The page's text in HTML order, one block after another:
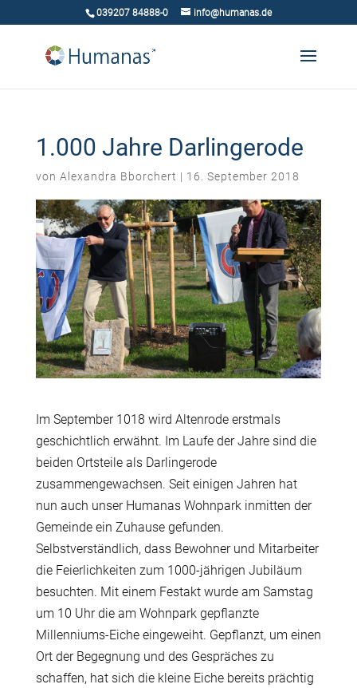
039207 84888-0 info@humanas.de
1.000 Jahre Darlingerode
von Alexandra Bborchert | 16. September 2018
Im September 1018 wird Altenrode erstmals
geschichtlich erwähnt. Im Laufe der Jahre sind die
beiden Ortsteile als Darlingerode
zusammengewachsen. Seit einigen Jahren hat
nun auch unser Humanas Wohnpark inmitten der
Gemeinde ein Zuhause gefunden.
Selbstverständlich, dass Bewohner und Mitarbeiter
die Feierlichkeiten zum 1000-jährigen Jubiläum
besuchten. Mit einem Festakt wurde am Samstag
um 10 Uhr die am Wohnpark gepflanzte
Millenniums-Eiche eingeweiht. Gepflanzt, um einen
Ort der Begegnung und des Gespräches zu
schaffen, hat sich die kleine Eiche bereits prächtig